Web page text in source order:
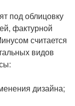
под облицовку
фактурной
считается
видов
дизайна;